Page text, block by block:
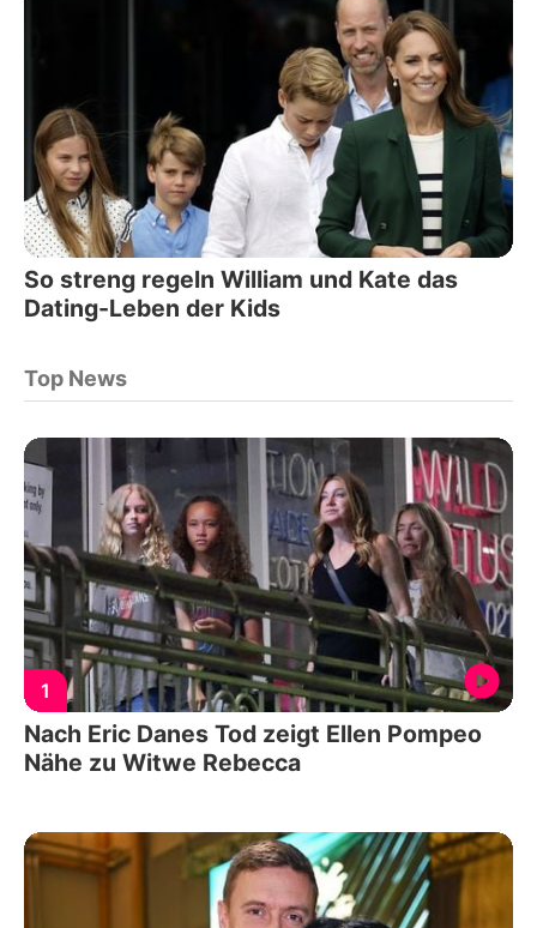
So streng regeln William und Kate das
Dating-Leben der Kids
Top News
1
Nach Eric Danes Tod zeigt Ellen Pompeo
Nähe zu Witwe Rebecca